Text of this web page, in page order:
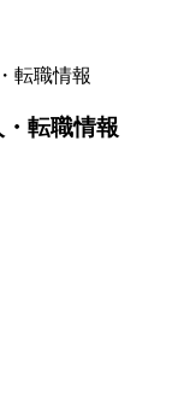
転職情報
転職情報